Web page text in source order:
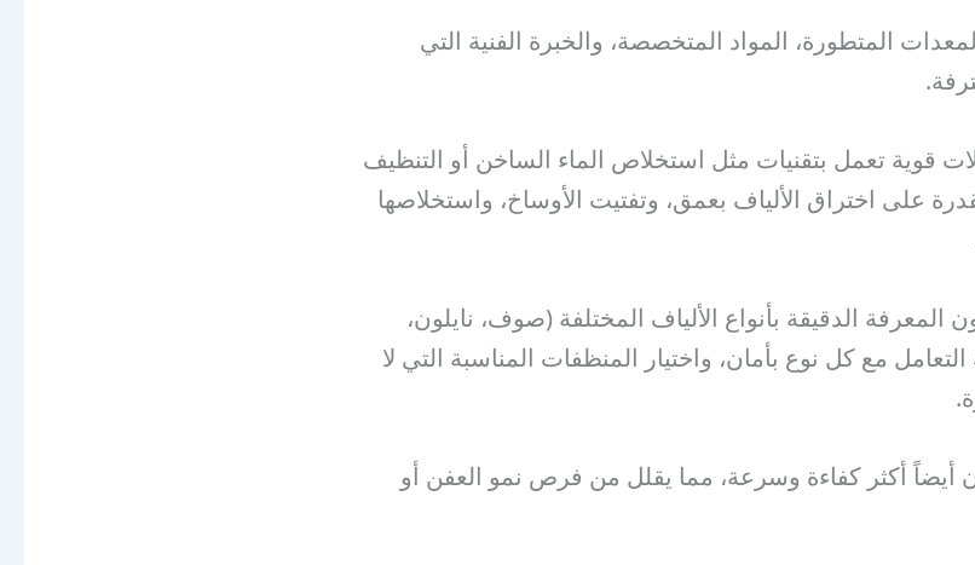
المتطورة، المواد المتخصصة، والخبرة الفنية التي
قوية تعمل بتقنيات مثل استخلاص الماء الساخن أو التنظيف
على اختراق الألياف بعمق، وتفتيت الأوساخ، واستخلاصها
المعرفة الدقيقة بأنواع الألياف المختلفة (صوف، نايلون،
مع كل نوع بأمان، واختيار المنظفات المناسبة التي لا
أيضاً أكثر كفاءة وسرعة، مما يقلل من فرص نمو العفن أو